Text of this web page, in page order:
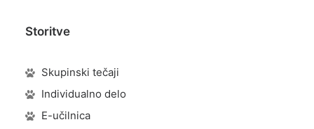
Storitve
Skupinski tečaji
Individualno delo
E-učilnica